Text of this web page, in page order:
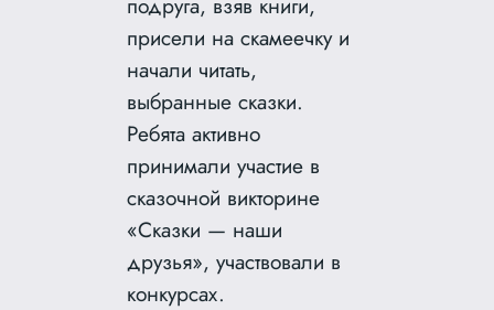
присели на скамеечку и
начали читать,
выбранные сказки.
Ребята активно
принимали участие в
сказочной викторине
«Сказки — наши
друзья», участвовали в
конкурсах.